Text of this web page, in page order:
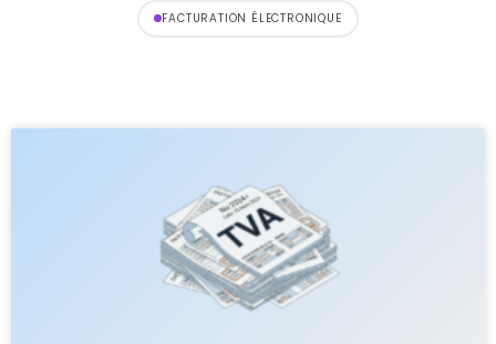
FACTURATION ÉLECTRONIQUE